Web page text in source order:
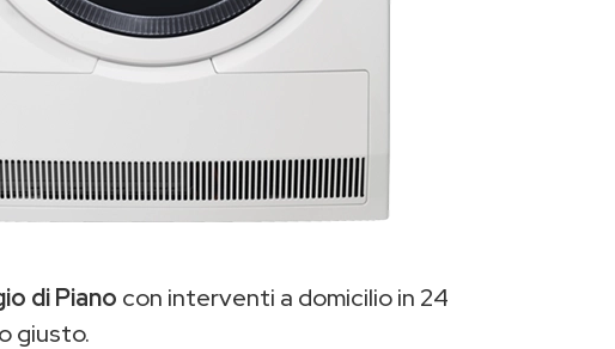
di Piano con interventi a domicilio in 24
giusto.